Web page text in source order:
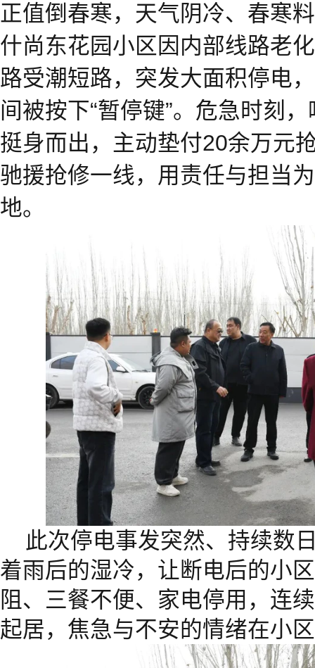
正值倒春寒，天气阴冷、春寒
什尚东花园小区因内部线路老
路受潮短路，突发大面积停电
间被按下“暂停键”。危急时刻
挺身而出，主动垫付20余万元
驰援抢修一线，用责任与担当
地。
此次停电事发突然、持续数
着雨后的湿冷，让断电后的小
阻、三餐不便、家电停用，连
起居，焦急与不安的情绪在小